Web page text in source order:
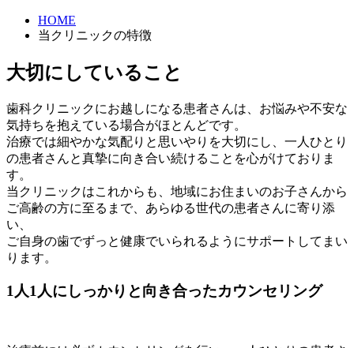
HOME
当クリニックの特徴
大切にしていること
歯科クリニックにお越しになる患者さんは、お悩みや不安な
気持ちを抱えている場合がほとんどです。
治療では細やかな気配りと思いやりを大切にし、一人ひとり
の患者さんと真摯に向き合い続けることを心がけておりま
す。
当クリニックはこれからも、地域にお住まいのお子さんから
ご高齢の方に至るまで、あらゆる世代の患者さんに寄り添
い、
ご自身の歯でずっと健康でいられるようにサポートしてまい
ります。
1人1人にしっかりと向き合ったカウンセリング